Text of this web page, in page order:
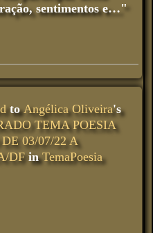
sentimentos e…"
toAngélica Oliveira's
TEMA POESIA
03/07/22 A
DFinTemaPoesia